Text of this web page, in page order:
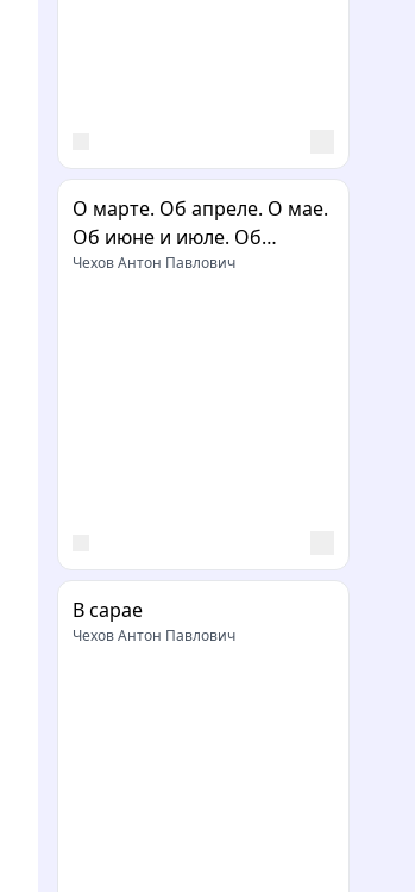
О марте. Об апреле. О мае.
Об июне и июле. Об
августе
Чехов Антон Павлович
В сарае
Чехов Антон Павлович